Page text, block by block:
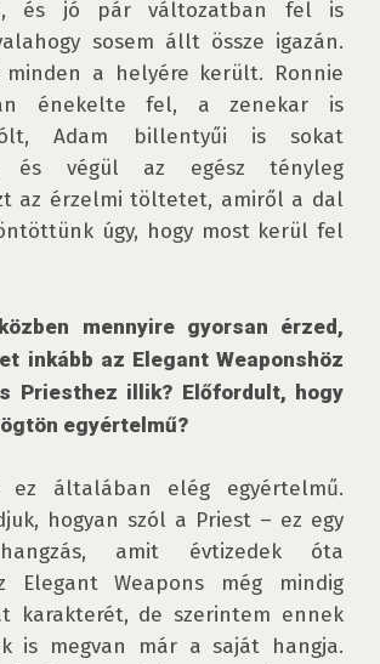
és jó pár változatban fel is
sosem állt össze igazán.
minden a helyére került. Ronnie
énekelte fel, a zenekar is
Adam billentyűi is sokat
és végül az egész tényleg
az érzelmi töltetet, amiről a dal
úgy, hogy most kerül fel
mennyire gyorsan érzed,
inkább az Elegant Weaponshöz
Priesthez illik? Előfordult, hogy
egyértelmű?
ez általában elég egyértelmű.
hogyan szól a Priest – ez egy
amit évtizedek óta
Elegant Weapons még mindig
karakterét, de szerintem ennek
is megvan már a saját hangja.